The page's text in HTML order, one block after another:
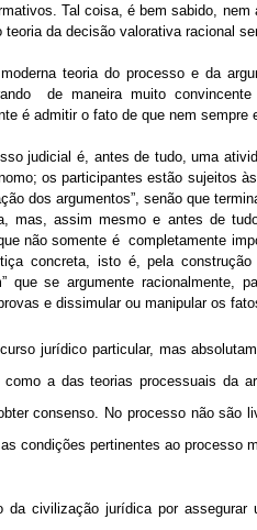
Tal coisa, é bem sabido,
teoria da decisão valorativa racional
teoria do processo e da
de maneira muito
é admitir o fato de que nem
judicial é, antes de tudo, uma
os participantes estão sujeitos
dos argumentos”, senão que
mas, assim mesmo e antes de
não somente é completamente
concreta, isto é, pela
que se argumente racionalmente,
e dissimular ou manipular os
jurídico particular, mas
a das teorias processuais da
consenso. No processo não
condições pertinentes ao processo
da civilização jurídica por